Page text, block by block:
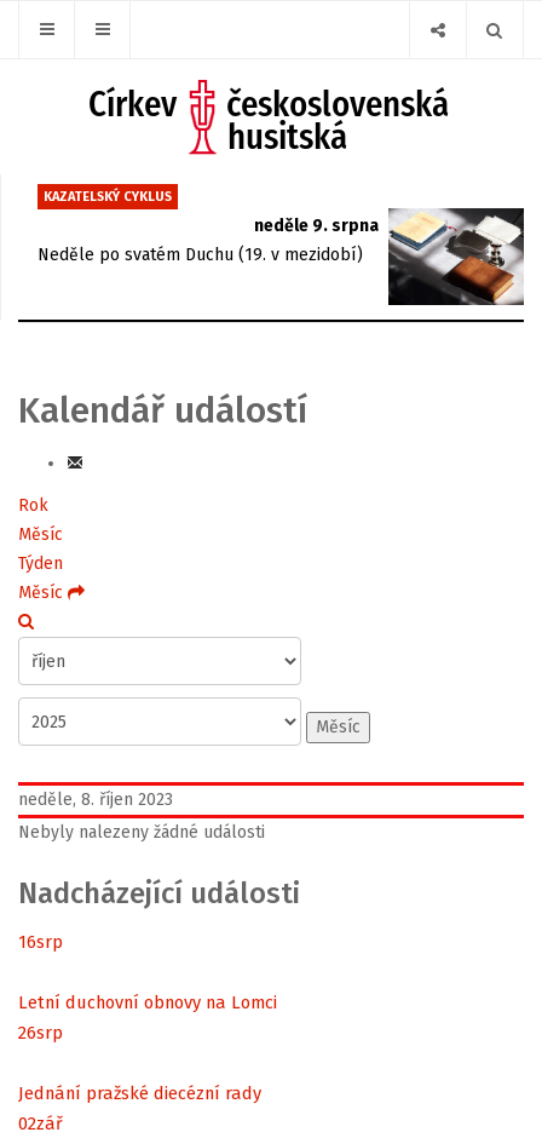
KAZATELSKÝ CYKLUS
neděle 9. srpna
Neděle po svatém Duchu (19. v mezidobí)
Kalendář událostí
Rok
Měsíc
Týden
Měsíc
Měsíc
neděle, 8. říjen 2023
Nebyly nalezeny žádné události
Nadcházející události
16srp
Letní duchovní obnovy na Lomci
26srp
Jednání pražské diecézní rady
02zář